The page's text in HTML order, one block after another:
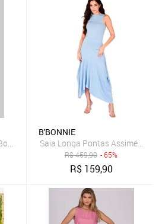
Leonora Terra
B'BONNIE
Saia Longa Pontas
R$459,90 - 65%
R$ 159,90